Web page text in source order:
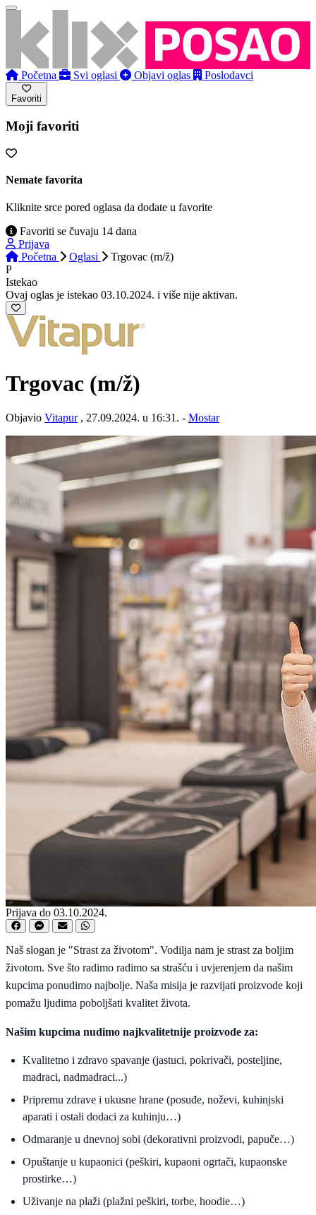
Početna Svi oglasi Objavi oglas Poslodavci
Favoriti
Moji favoriti
Nemate favorita
Kliknite srce pored oglasa da dodate u favorite
Favoriti se čuvaju 14 dana
Prijava
Početna
Oglasi
Trgovac (m/ž)
P
Istekao
Ovaj oglas je istekao 03.10.2024. i više nije aktivan.
Trgovac (m/ž)
Objavio Vitapur, 27.09.2024. u 16:31. - Mostar
Prijava do 03.10.2024.
Naš slogan je "Strast za životom". Vodilja nam je strast za boljim
životom. Sve što radimo radimo sa strašću i uvjerenjem da našim
kupcima ponudimo najbolje. Naša misija je razvijati proizvode koji
pomažu ljudima poboljšati kvalitet života.
Našim kupcima nudimo najkvalitetnije proizvode za:
Kvalitetno i zdravo spavanje (jastuci, pokrivači, posteljine,
madraci, nadmadraci...)
Pripremu zdrave i ukusne hrane (posuđe, noževi, kuhinjski
aparati i ostali dodaci za kuhinju…)
Odmaranje u dnevnoj sobi (dekorativni proizvodi, papuče…)
Opuštanje u kupaonici (peškiri, kupaoni ogrtači, kupaonske
prostirke…)
Uživanje na plaži (plažni peškiri, torbe, hoodie…)